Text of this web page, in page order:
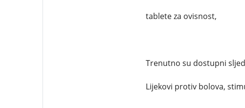
tablete za ovisnost,
Trenutno su dostupni
Lijekovi protiv bolova,